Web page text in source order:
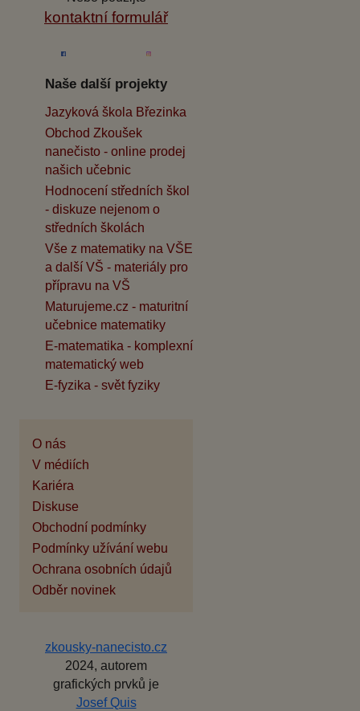
kontaktní formulář
Naše další projekty
Jazyková škola Březinka
Obchod Zkoušek
nanečisto - online prodej
našich učebnic
Hodnocení středních škol
- diskuze nejenom o
středních školách
Vše z matematiky na VŠE
a další VŠ - materiály pro
přípravu na VŠ
Maturujeme.cz - maturitní
učebnice matematiky
E-matematika - komplexní
matematický web
E-fyzika - svět fyziky
O nás
V médiích
Kariéra
Diskuse
Obchodní podmínky
Podmínky užívání webu
Ochrana osobních údajů
Odběr novinek
zkousky-nanecisto.cz
2024, autorem
grafických prvků je
Josef Quis